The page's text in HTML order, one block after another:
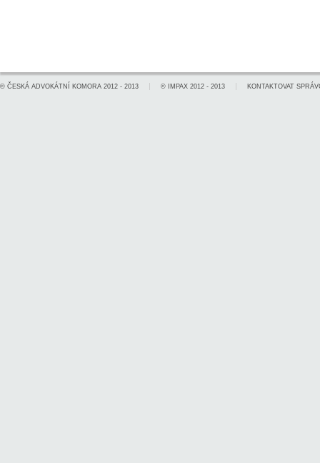
© ČESKÁ ADVOKÁTNÍ KOMORA 2012 - 2013 © IMPAX 2012 - 2013 KONTAKTOVAT